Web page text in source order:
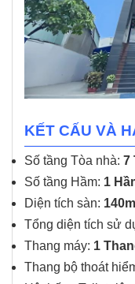
KẾT CẤU VÀ
Số tầng Tòa nhà: 7
Số tầng Hầm: 1
Diện tích sàn: 140m
Tổng diện tích sử
Thang máy: 1
Thang bộ thoát